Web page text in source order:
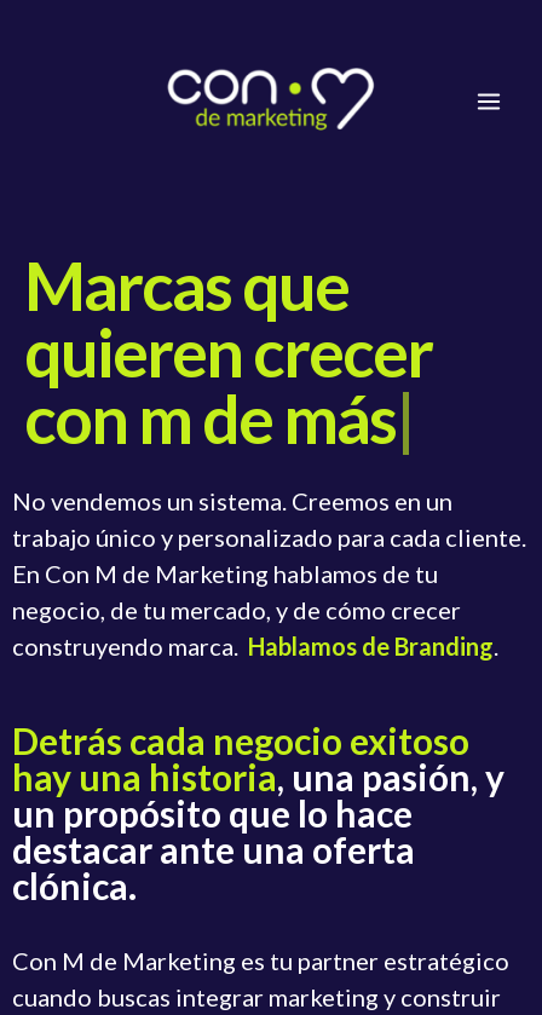
Marcas que
quieren crecer
con m de más|
No vendemos un sistema. Creemos en un
trabajo único y personalizado para cada cliente.
En Con M de Marketing hablamos de tu
negocio, de tu mercado, y de cómo crecer
construyendo marca. Hablamos de Branding.
Detrás cada negocio exitoso
hay una historia, una pasión, y
un propósito que lo hace
destacar ante una oferta
clónica.
Con M de Marketing es tu partner estratégico
cuando buscas integrar marketing y construir